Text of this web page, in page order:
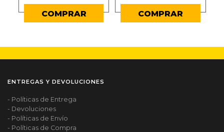
COMPRAR COMPRAR
ENTREGAS Y DEVOLUCIONES
- Políticas de Entrega
- Devoluciones
- Políticas de Envío
- Políticas de Compra